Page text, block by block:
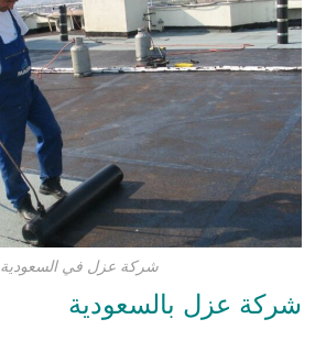
شركة عزل في السعودية
شركة عزل بالسعودية